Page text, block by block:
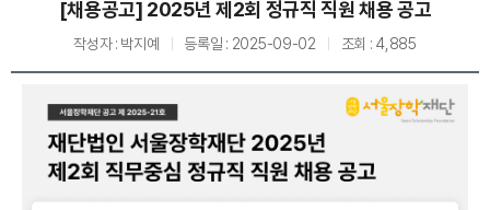
[채용공고] 2025년 제2회 정규직 직원 채용 공고
작성자 : 박지예 등록일 : 2025-09-02 조회 : 4,885